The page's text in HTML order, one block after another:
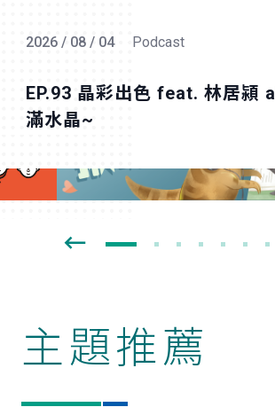
推薦
2026 / 08 / 04 Podcast
EP.93 晶彩出色 feat. 林居潁
滿水晶~
Podcast
活動
活動
演講
影片
推薦
Podcast
主題推薦